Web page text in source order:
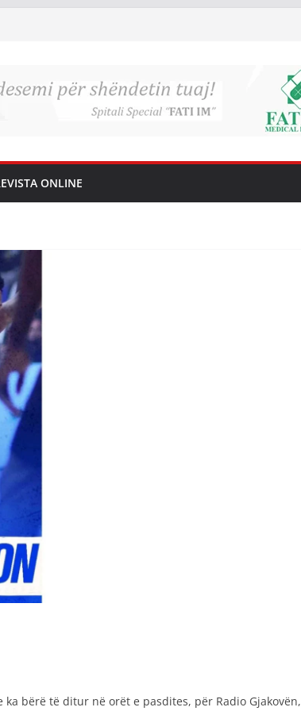
ONLINE
bërë të ditur në orët e pasdites, për Radio Gjakovën,